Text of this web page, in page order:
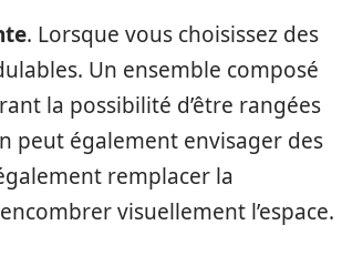
. Lorsque vous choisissez des
Un ensemble composé
la possibilité d’être rangées
peut également envisager des
remplacer la
visuellement l’espace.